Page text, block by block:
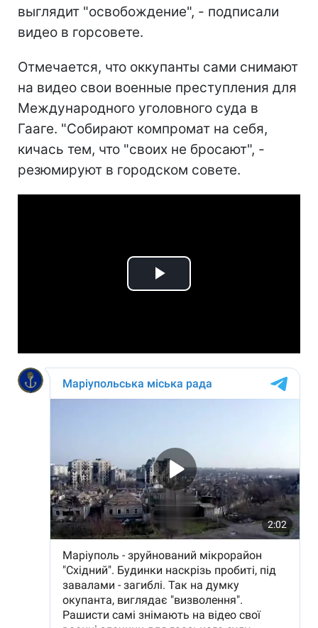
выглядит "освобождение", - подписали
видео в горсовете.
Отмечается, что оккупанты сами снимают
на видео свои военные преступления для
Международного уголовного суда в
Гааге. "Собирают компромат на себя,
кичась тем, что "своих не бросают", -
резюмируют в городском совете.
Play